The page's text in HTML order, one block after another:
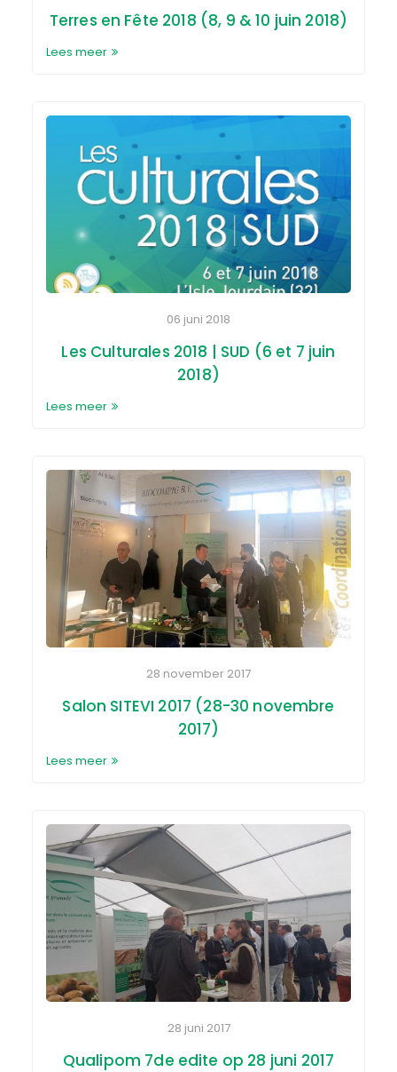
Terres en Fête 2018 (8, 9 & 10 juin 2018)
Lees meer
06 juni 2018
Les Culturales 2018 | SUD (6 et 7 juin
2018)
Lees meer
28 november 2017
Salon SITEVI 2017 (28-30 novembre
2017)
Lees meer
28 juni 2017
Qualipom 7de edite op 28 juni 2017